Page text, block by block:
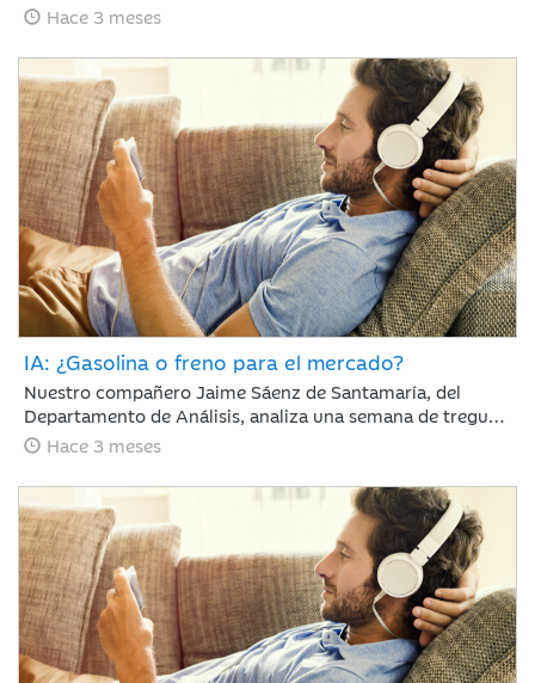
65 días con el estrecho de Ormuz cerrado y la tensión en
bloqueo, recuperando en abril gran parte del terreno
perdido en marzo.
Hace 3 meses
IA: ¿Gasolina o freno para el mercado?
Nuestro compañero Jaime Sáenz de Santamaría, del
Departamento de Análisis, analiza una semana de tregua
geopolítica en la que, pese a la falta de avances en las
empresariales retoman el protagonismo en las bolsas.
Hace 3 meses